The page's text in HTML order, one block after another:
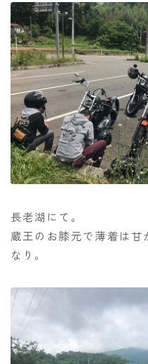
長老湖にて。
蔵王のお膝元で薄着は
なり。